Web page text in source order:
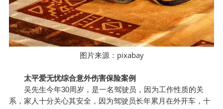
图片来源： pixabay
太平爱无忧综合意外伤害保险案例
吴先生今年30周岁，是一名驾驶员，因为工作性质的关
系，家人十分关心其安全，因为驾驶员长年累月在外开车，十